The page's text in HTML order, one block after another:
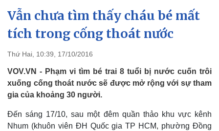
Chính trị
Đảng
Tổ chức nhân sự
Nhận diện sự thật
Xã hội
Tin 24h
Dự báo thời tiết
Việc làm
Biển đảo
Vẫn chưa tìm thấy cháu bé mất
tích trong cống thoát nước
Thứ Hai, 10:39, 17/10/2016
VOV.VN - Phạm vi tìm bé trai 8 tuổi bị nước cuốn trôi
xuống cống thoát nước sẽ được mở rộng với sự tham
gia của khoảng 30 người.
Đến sáng 17/10, sau một đêm quần thảo khu vực kênh
Nhum (khuôn viên ĐH Quốc gia TP HCM, phường Đồng